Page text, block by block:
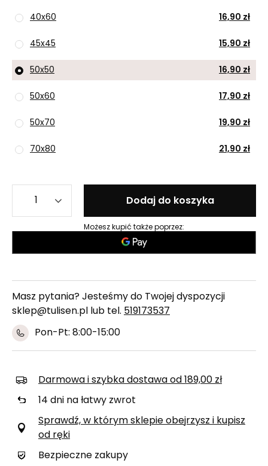
40x60 16,90 zł
45x45 15,90 zł
50x50 16,90 zł
50x60 17,90 zł
50x70 19,90 zł
70x80 21,90 zł
Dodaj do koszyka
Możesz kupić także poprzez:
Masz pytania? Jesteśmy do Twojej dyspozycji
sklep@tulisen.pl lub tel. 519173537
Pon-Pt: 8:00-15:00
Darmowa i szybka dostawa od 189,00 zł
14 dni na łatwy zwrot
Sprawdź, w którym sklepie obejrzysz i kupisz
od ręki
Bezpieczne zakupy